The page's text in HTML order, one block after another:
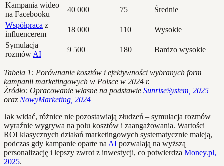
Kampania wideo
na Facebooku
40 000 75
Średnie
Współpraca z
influencerem
18 000 110
Wysokie
Symulacja
rozmów AI
9 500 180 Bardzo wysokie
Tabela 1: Porównanie kosztów i efektywności wybranych form
kampanii marketingowych w Polsce w 2024 r.
Źródło: Opracowanie własne na podstawie SunriseSystem, 2025
oraz NowyMarketing, 2024
Jak widać, różnice nie pozostawiają złudzeń – symulacja rozmów
wyraźnie wygrywa na polu kosztów i zaangażowania. Wartości
ROI klasycznych działań marketingowych systematycznie maleją,
podczas gdy kampanie oparte na AI pozwalają na wyższą
personalizację i lepszy zwrot z inwestycji, co potwierdza Money.pl,
2025.